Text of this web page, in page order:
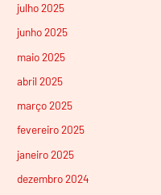
julho 2025
junho 2025
maio 2025
abril 2025
março 2025
fevereiro 2025
janeiro 2025
dezembro 2024